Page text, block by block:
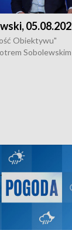
Obiektywu"